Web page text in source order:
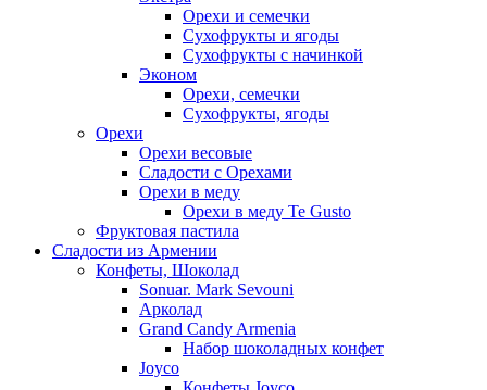
Орехи и семечки
Сухофрукты и ягоды
Сухофрукты с начинкой
Эконом
Орехи, семечки
Сухофрукты, ягоды
Орехи
Орехи весовые
Сладости с Орехами
Орехи в меду
Орехи в меду Te Gusto
Фруктовая пастила
Сладости из Армении
Конфеты, Шоколад
Sonuar. Mark Sevouni
Арколад
Grand Candy Armenia
Набор шоколадных конфет
Joyco